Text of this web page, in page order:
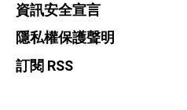
資訊安全宣言
隱私權保護聲明
訂閱 RSS